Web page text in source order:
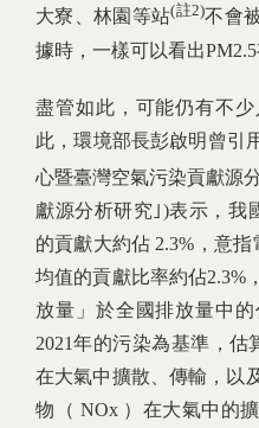
大寮、林園等站(註2)不會
據時，一樣可以看出PM2.5
盡管如此，可能仍有不
此，環境部長彭啟明曾引
心暨臺灣空氣污染貢獻源
獻源分析研究｣)表示，我
的貢獻大約佔 2.3%，意
均值的貢獻比率約佔2.3%
放量」於全國排放量中
2021年的污染為基準，估
在大氣中擴散、傳輸，以
物（ NOx ）在大氣中的